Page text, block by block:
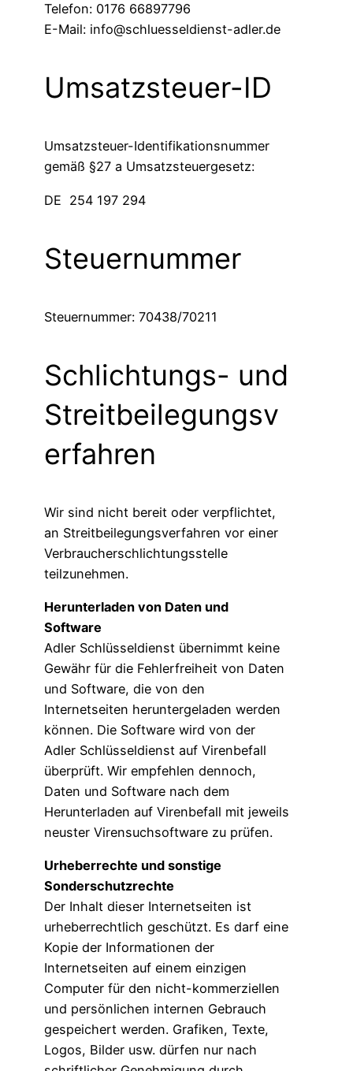
Telefon: 0176 66897796
E-Mail: info@schluesseldienst-adler.de
Umsatzsteuer-ID
Umsatzsteuer-Identifikationsnummer
gemäß §27 a Umsatzsteuergesetz:
DE 254 197 294
Steuernummer
Steuernummer: 70438/70211
Schlichtungs- und
Streitbeilegungsv
erfahren
Wir sind nicht bereit oder verpflichtet,
an Streitbeilegungsverfahren vor einer
Verbraucherschlichtungsstelle
teilzunehmen.
Herunterladen von Daten und
Software
Adler Schlüsseldienst übernimmt keine
Gewähr für die Fehlerfreiheit von Daten
und Software, die von den
Internetseiten heruntergeladen werden
können. Die Software wird von der
Adler Schlüsseldienst auf Virenbefall
überprüft. Wir empfehlen dennoch,
Daten und Software nach dem
Herunterladen auf Virenbefall mit jeweils
neuster Virensuchsoftware zu prüfen.
Urheberrechte und sonstige
Sonderschutzrechte
Der Inhalt dieser Internetseiten ist
urheberrechtlich geschützt. Es darf eine
Kopie der Informationen der
Internetseiten auf einem einzigen
Computer für den nicht-kommerziellen
und persönlichen internen Gebrauch
gespeichert werden. Grafiken, Texte,
Logos, Bilder usw. dürfen nur nach